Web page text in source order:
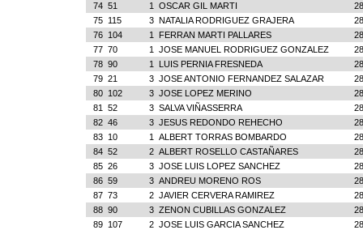
74 51 1 OSCAR GIL MARTI
75 115 3 NATALIA RODRIGUEZ GRAJERA
76 104 1 FERRAN MARTI PALLARES
77 70 1 JOSE MANUEL RODRIGUEZ GONZALEZ
78 90 1 LUIS PERNIA FRESNEDA
79 21 3 JOSE ANTONIO FERNANDEZ SALAZAR
80 102 3 JOSE LOPEZ MERINO
81
52 3 SALVA VIÑASSERRA
82 46 3 JESUS REDONDO REHECHO
83 10 1 ALBERT TORRAS BOMBARDO
84 52 2 ALBERT ROSELLO CASTAÑARES
85 26 3 JOSE LUIS LOPEZ SANCHEZ
86 59 3 ANDREU MORENO ROS
87 73 2 JAVIER CERVERA RAMIREZ
88 90 3 ZENON CUBILLAS GONZALEZ
89 107 2 JOSE LUIS GARCIA SANCHEZ